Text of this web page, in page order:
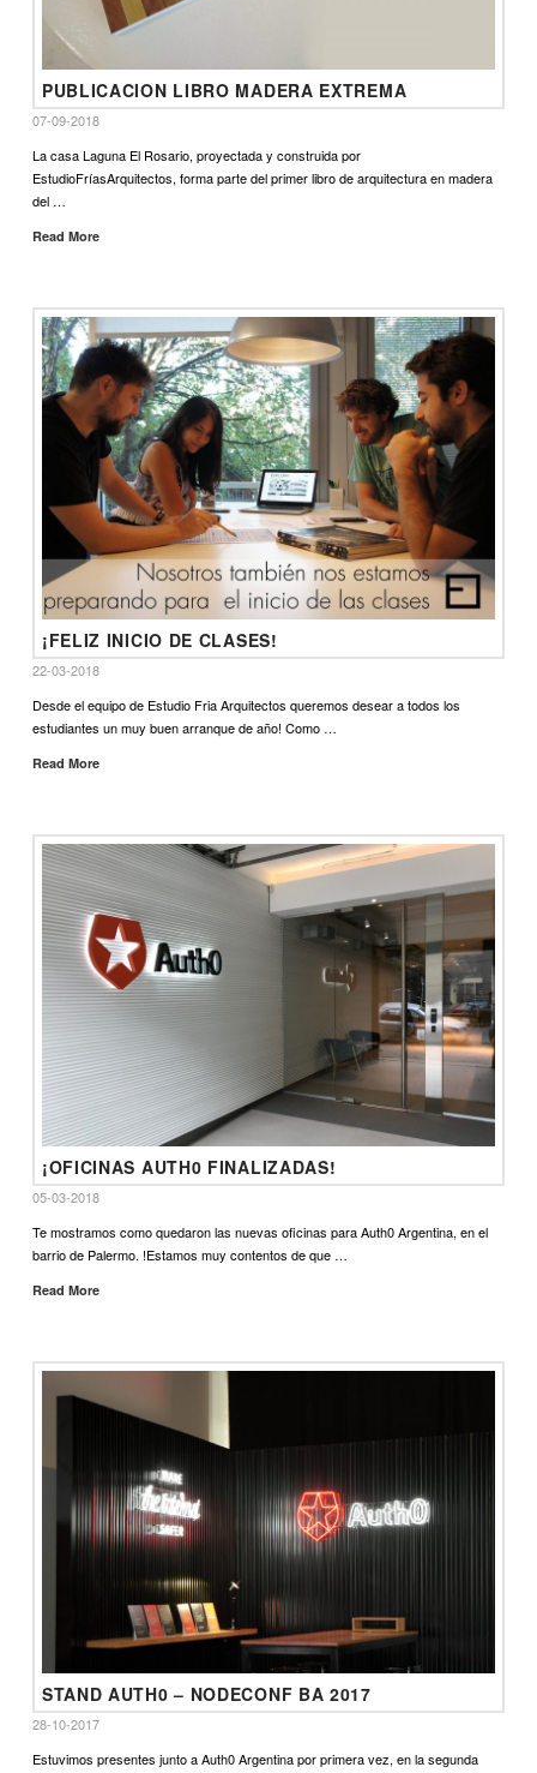
PUBLICACION LIBRO MADERA EXTREMA
07-09-2018
La casa Laguna El Rosario, proyectada y construida por
EstudioFríasArquitectos, forma parte del primer libro de arquitectura en madera
del …
Read More
¡FELIZ INICIO DE CLASES!
22-03-2018
Desde el equipo de Estudio Fria Arquitectos queremos desear a todos los
estudiantes un muy buen arranque de año! Como …
Read More
¡OFICINAS AUTH0 FINALIZADAS!
05-03-2018
Te mostramos como quedaron las nuevas oficinas para Auth0 Argentina, en el
barrio de Palermo. !Estamos muy contentos de que …
Read More
STAND AUTH0 – NODECONF BA 2017
28-10-2017
Estuvimos presentes junto a Auth0 Argentina por primera vez, en la segunda